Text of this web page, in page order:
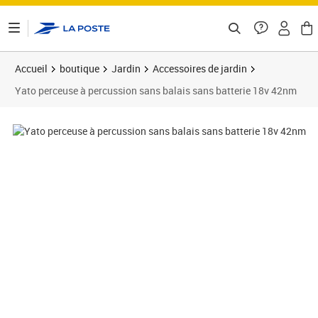
Accueil boutique Jardin
Accessoires de jardin
Yato perceuse à percussion sans balais sans batterie 18v 42nm